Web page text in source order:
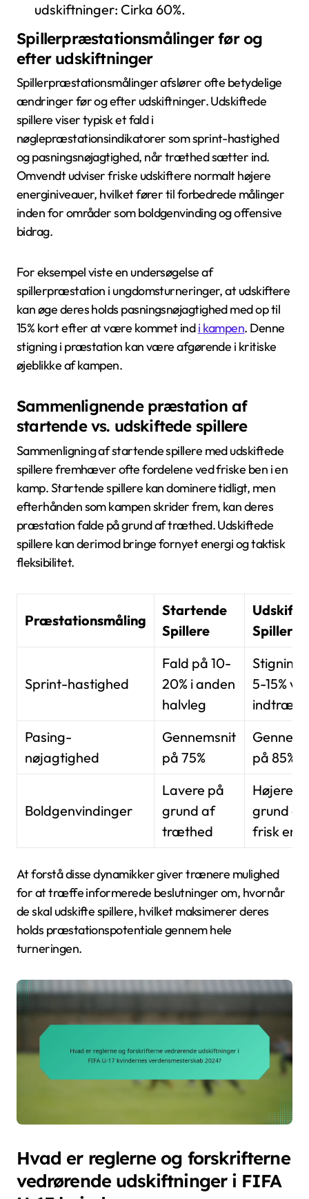
udskiftninger: Cirka 60%.
Spillerpræstationsmålinger før og
efter udskiftninger
Spillerpræstationsmålinger afslører ofte betydelige
ændringer før og efter udskiftninger. Udskiftede
spillere viser typisk et fald i
nøglepræstationsindikatorer som sprint-hastighed
og pasningsnøjagtighed, når træthed sætter ind.
Omvendt udviser friske udskiftere normalt højere
energiniveauer, hvilket fører til forbedrede målinger
inden for områder som boldgenvinding og offensive
bidrag.
For eksempel viste en undersøgelse af
spillerpræstation i ungdomsturneringer, at udskiftere
kan øge deres holds pasningsnøjagtighed med op til
15% kort efter at være kommet indi kampen. Denne
stigning i præstation kan være afgørende i kritiske
øjeblikke af kampen.
Sammenlignende præstation af
startende vs. udskiftede spillere
Sammenligning af startende spillere med udskiftede
spillere fremhæver ofte fordelene ved friske ben i en
kamp. Startende spillere kan dominere tidligt, men
efterhånden som kampen skrider frem, kan deres
præstation falde på grund af træthed. Udskiftede
spillere kan derimod bringe fornyet energi og taktisk
fleksibilitet.
Præstationsmåling
Startende
Spillere
Spillere
Sprint-hastighed
Fald på 10-
20% i anden
halvleg
Stigning
5-15%
Pasing-
nøjagtighed
Gennemsnit
på 75%
på 85%
Boldgenvindinger
Lavere på
grund af
træthed
Højere
grund af
frisk
At forstå disse dynamikker giver trænere mulighed
for at træffe informerede beslutninger om, hvornår
de skal udskifte spillere, hvilket maksimerer deres
holds præstationspotentiale gennem hele
turneringen.
Hvad er reglerne og forskrifterne
vedrørende udskiftninger i FIFA